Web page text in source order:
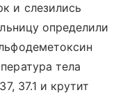
и слезились
определили
тела
37.1 и крутит